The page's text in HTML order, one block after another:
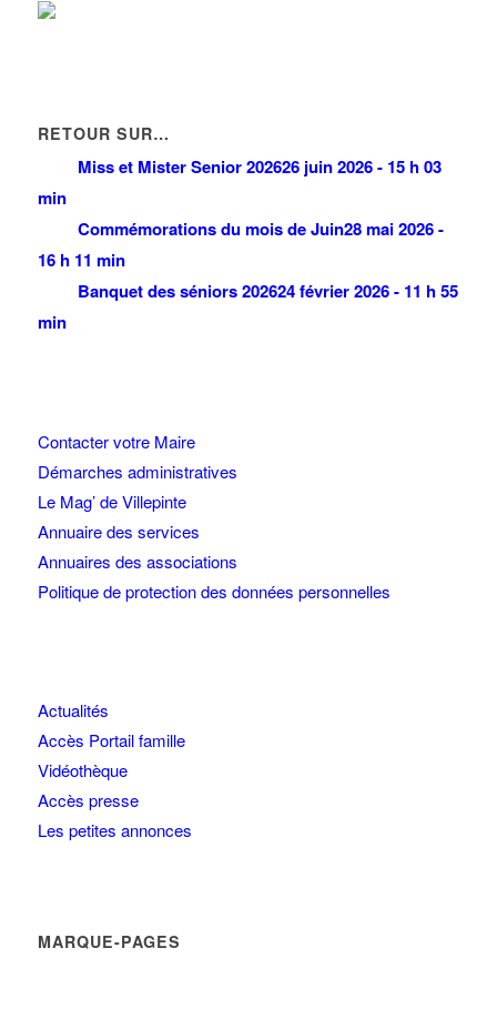
RETOUR SUR…
Miss et Mister Senior 202626 juin 2026 - 15 h 03
min
Commémorations du mois de Juin28 mai 2026 -
16 h 11 min
Banquet des séniors 202624 février 2026 - 11 h 55
min
Contacter votre Maire
Démarches administratives
Le Mag’ de Villepinte
Annuaire des services
Annuaires des associations
Politique de protection des données personnelles
Actualités
Accès Portail famille
Vidéothèque
Accès presse
Les petites annonces
MARQUE-PAGES